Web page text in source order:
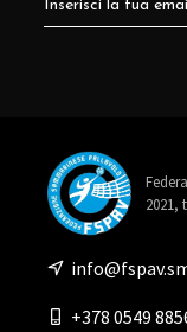
2021,
+378 0549